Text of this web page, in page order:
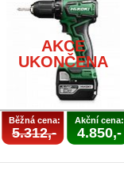
AKCE
UKONČENA
Běžná cena:
5.312,-
Akční cena:
4.850,-